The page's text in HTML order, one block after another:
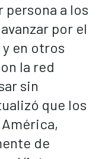
persona a los
por el
en otros
la red
sin
que los
de